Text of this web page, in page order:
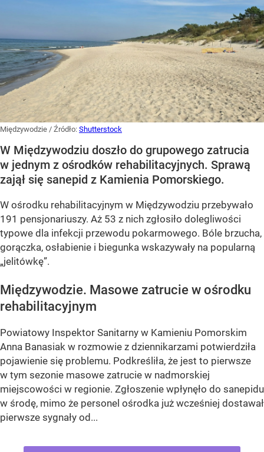
Międzywodzie / Źródło: Shutterstock
W Międzywodziu doszło do grupowego zatrucia
w jednym z ośrodków rehabilitacyjnych. Sprawą
zajął się sanepid z Kamienia Pomorskiego.
W ośrodku rehabilitacyjnym w Międzywodziu przebywało
191 pensjonariuszy. Aż 53 z nich zgłosiło dolegliwości
typowe dla infekcji przewodu pokarmowego. Bóle brzucha,
gorączka, osłabienie i biegunka wskazywały na popularną
„jelitówkę”.
Międzywodzie. Masowe zatrucie w ośrodku
rehabilitacyjnym
Powiatowy Inspektor Sanitarny w Kamieniu Pomorskim
Anna Banasiak w rozmowie z dziennikarzami potwierdziła
pojawienie się problemu. Podkreśliła, że jest to pierwsze
w tym sezonie masowe zatrucie w nadmorskiej
miejscowości w regionie. Zgłoszenie wpłynęło do sanepidu
w środę, mimo że personel ośrodka już wcześniej dostawał
pierwsze sygnały od...